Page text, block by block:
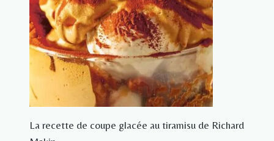
La recette de coupe glacée au tiramisu de Richard